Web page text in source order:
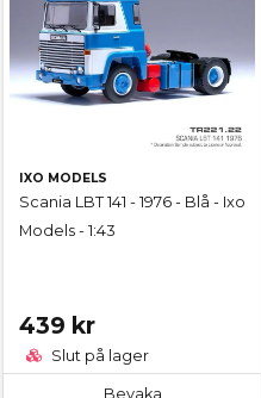
IXO MODELS
Scania LBT 141 - 1976 - Blå - Ixo
Models - 1:43
439 kr
Slut på lager
Bevaka